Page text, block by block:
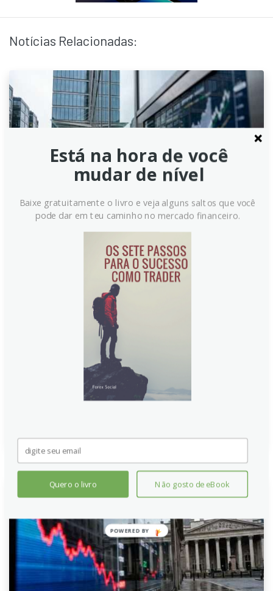
Notícias Relacionadas:
Euro recua abaixo de 1.1400,
perto das mínimas anuais,
apesar de dados positivos de
Vendas no Varejo Alemão
O Euro (EUR) perde força frente ao Dólar Americano
(USD), recuando para 1.1385 e aproximando-se das
mínimas anuais. A moeda europeia não reage
positivamente ao aumento inesperado nas Vendas no
Varejo da Alemanha em maio. Investidores aguardam
dados cruciais de emprego nos EUA.
Está na hora de você
mudar de nível
Baixe gratuitamente o livro e veja alguns saltos que você
pode dar em teu caminho no mercado financeiro.
Quero o livro Não gosto de eBook
POWERED BY